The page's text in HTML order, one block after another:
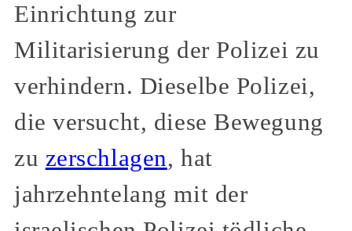
Einrichtung zur
Militarisierung der Polizei zu
verhindern. Dieselbe Polizei,
die versucht, diese Bewegung
zu zerschlagen, hat
jahrzehntelang mit der